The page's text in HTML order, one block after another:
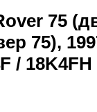
75
75),
/